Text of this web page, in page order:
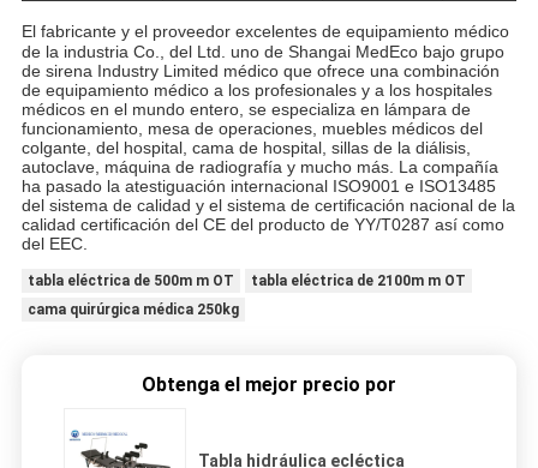
El fabricante y el proveedor excelentes de equipamiento médico
de la industria Co., del Ltd. uno de Shangai MedEco bajo grupo
de sirena Industry Limited médico que ofrece una combinación
de equipamiento médico a los profesionales y a los hospitales
médicos en el mundo entero, se especializa en lámpara de
funcionamiento, mesa de operaciones, muebles médicos del
colgante, del hospital, cama de hospital, sillas de la diálisis,
autoclave, máquina de radiografía y mucho más. La compañía
ha pasado la atestiguación internacional ISO9001 e ISO13485
del sistema de calidad y el sistema de certificación nacional de la
calidad certificación del CE del producto de YY/T0287 así como
del EEC.
tabla eléctrica de 500m m OT
tabla eléctrica de 2100m m OT
cama quirúrgica médica 250kg
Obtenga el mejor precio por
Tabla hidráulica ecléctica